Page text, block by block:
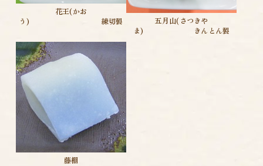
花王(かお
う) 練切製
五月山(さつきや
ま) きんとん製
藤棚